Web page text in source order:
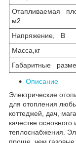
Отапливаемая
м2
Напряжение, В
Масса,кг
Габаритные
Описание
Электрические
для отопления
коттеджей, дач,
качестве основного
теплоснабжения.
проще, чем